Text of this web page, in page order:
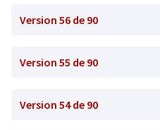
Version 56 de 90
Version 55 de 90
Version 54 de 90